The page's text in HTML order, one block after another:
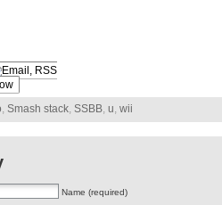
, Smash stack, SSBB, u, wii
Name (required)